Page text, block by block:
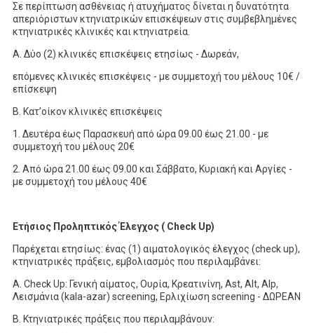
Σε περίπτωση ασθένειας ή ατυχήματος δίνεται η δυνατότητα
απεριόριστων κτηνιατρικών επισκέψεων στις συμβεβλημένες
κτηνιατρικές κλινικές και κτηνιατρεία.
A. Δύο (2) κλινικές επισκέψεις ετησίως - Δωρεάν,
επόμενες κλινικές επισκέψεις - με συμμετοχή του μέλους 10€ /
επίσκεψη
Β. Κατ’οίκον κλινικές επισκέψεις
1. Δευτέρα έως Παρασκευή από ώρα 09.00 έως 21.00 - με
συμμετοχή του μέλους 20€
2. Από ώρα 21.00 έως 09.00 και Σάββατο, Κυριακή και Αργίες -
με συμμετοχή του μέλους 40€
Ετήσιος Προληπτικός Έλεγχος ( CheckUp)
Παρέχεται ετησίως: ένας (1) αιματολογικός έλεγχος (check up),
κτηνιατρικές πράξεις, εμβολιασμός που περιλαμβάνει:
Α. Check Up: Γενική αίματος, Ουρία, Κρεατινίνη, Ast, Alt, Alp,
Λεισμάνια (kala-azar) screening, Ερλιχίωση screening - ΔΩΡΕΑΝ
Β. Κτηνιατρικές πράξεις που περιλαμβάνουν: